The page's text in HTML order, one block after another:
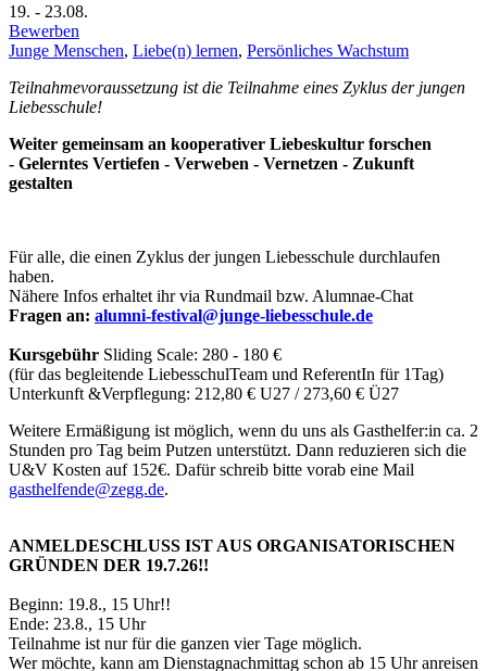
19. - 23.08.
Bewerben
Junge Menschen, Liebe(n) lernen, Persönliches Wachstum
Teilnahmevoraussetzung ist die Teilnahme eines Zyklus der jungen
Liebesschule!
Weiter gemeinsam an kooperativer Liebeskultur forschen
- Gelerntes Vertiefen - Verweben - Vernetzen - Zukunft
gestalten
Für alle, die einen Zyklus der jungen Liebesschule durchlaufen
haben.
Nähere Infos erhaltet ihr via Rundmail bzw. Alumnae-Chat
Fragen an:
Kursgebühr Sliding Scale: 280 - 180 €
(für das begleitende LiebesschulTeam und ReferentIn für 1Tag)
Unterkunft &Verpflegung: 212,80 € U27 / 273,60 € Ü27
Weitere Ermäßigung ist möglich, wenn du uns als Gasthelfer:in ca. 2
Stunden pro Tag beim Putzen unterstützt. Dann reduzieren sich die
U&V Kosten auf 152€. Dafür schreib bitte vorab eine Mail
.
ANMELDESCHLUSS IST AUS ORGANISATORISCHEN
GRÜNDEN DER 19.7.26!!
Beginn: 19.8., 15 Uhr!!
Ende: 23.8., 15 Uhr
Teilnahme ist nur für die ganzen vier Tage möglich.
Wer möchte, kann am Dienstagnachmittag schon ab 15 Uhr anreisen